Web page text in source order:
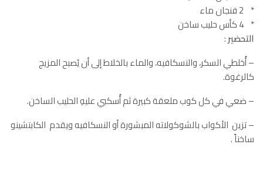
* 2 فنجان ماء
* 4 كأس حليب ساخن
التحضير:
– أُخلطي السكر، والنسكافيه، والماء بالخلاط إلى أن يُصبح المزيج
كالرغوة.
– ضعي في كل كوب ملعقة كبيرة ثم أُسكبي عليهِ الحليب الساخن.
– تزين الأكواب بالشوكولاته المبشورة أو النسكافيه ويقدم الكابتشينو
ساخناً .